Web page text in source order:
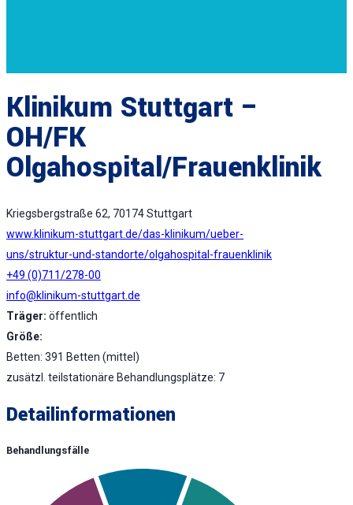
Klinikum Stuttgart –
OH/FK
Olgahospital/Frauenklinik
Kriegsbergstraße 62, 70174 Stuttgart
www.klinikum-stuttgart.de/das-klinikum/ueber-
uns/struktur-und-standorte/olgahospital-frauenklinik
+49 (0)711/278-00
info@klinikum-stuttgart.de
Träger: öffentlich
Größe:
Betten: 391 Betten (mittel)
zusätzl. teilstationäre Behandlungsplätze: 7
Detailinformationen
Behandlungsfälle